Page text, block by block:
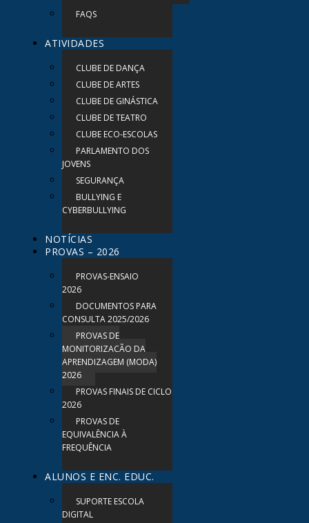
FAQS
ATIVIDADES
CLUBE DE DANÇA
CLUBE DE ARTES
CLUBE DE GINÁSTICA
CLUBE DE TEATRO
CLUBE ECO-ESCOLAS
PARLAMENTO DOS
JOVENS
SEGURANÇA
BULLYING E
CYBERBULLYING
NOTÍCIAS
PROVAS – 2026
PROVAS-ENSAIO
2026
DOCUMENTOS PARA
CONSULTA 2025/2026
PROVAS DE
MONITORIZAÇÃO DA
APRENDIZAGEM (MODA)
2026
PROVAS FINAIS DE CICLO
2026
PROVAS DE
EQUIVALÊNCIA À
FREQUÊNCIA
ALUNOS E ENC. EDUC.
SUPORTE ESCOLA
DIGITAL